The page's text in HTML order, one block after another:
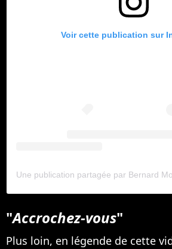
Voir cette publication sur
"Accrochez-vous"
Plus loin, en légende de cette